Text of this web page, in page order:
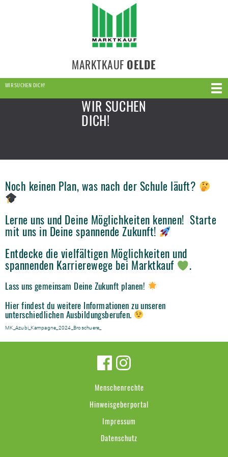
MARKTKAUF OELDE
WIR SUCHEN DICH!
WIR SUCHEN
DICH!
Noch keinen Plan, was nach der Schule läuft?
Lerne uns und Deine Möglichkeiten kennen! Starte
mit uns in Deine spannende Zukunft!
Entdecke die vielfältigen Möglichkeiten und
spannenden Karrierewege bei Marktkauf .
Lass uns gemeinsam Deine Zukunft planen!
Hier findest du weitere Informationen zu unseren
unterschiedlichen Ausbildungsberufen.
MK_Azubi_Kampagne_2024_Broschuere_
Menschenrechte
Hinweisgeberportal
Impressum
Datenschutz